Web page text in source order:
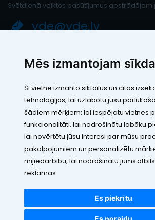
Mēs izmantojam
Šī vietne izmanto sīkfailus un citas
tehnoloģijas, lai uzlabotu jūsu
šādiem mērķiem: lai iespējotu vietnes
funkcionalitāti, lai nodrošinātu labāku
lai novērtētu jūsu interesi par mūsu
pakalpojumiem un personalizētu
mijiedarbību, lai nodrošinātu jums
reklāmas.
Es piekrītu
Svētdienā veiktos pasūtījumus apstrādājam
vde@vde.lv
SIA "LEIC TH"
Reģ. Nr.: 40103394280
Juridiskā adrese: Rāmuļu iela 33, Rīga, LV-1005
Banka: Paysera LT, UAB
SWIFT: EVIULT21
Konts: LT123500010005426773
Kontakti
Visas cenas norādītas EUR ar
©2010 - 2026 VDE.LV